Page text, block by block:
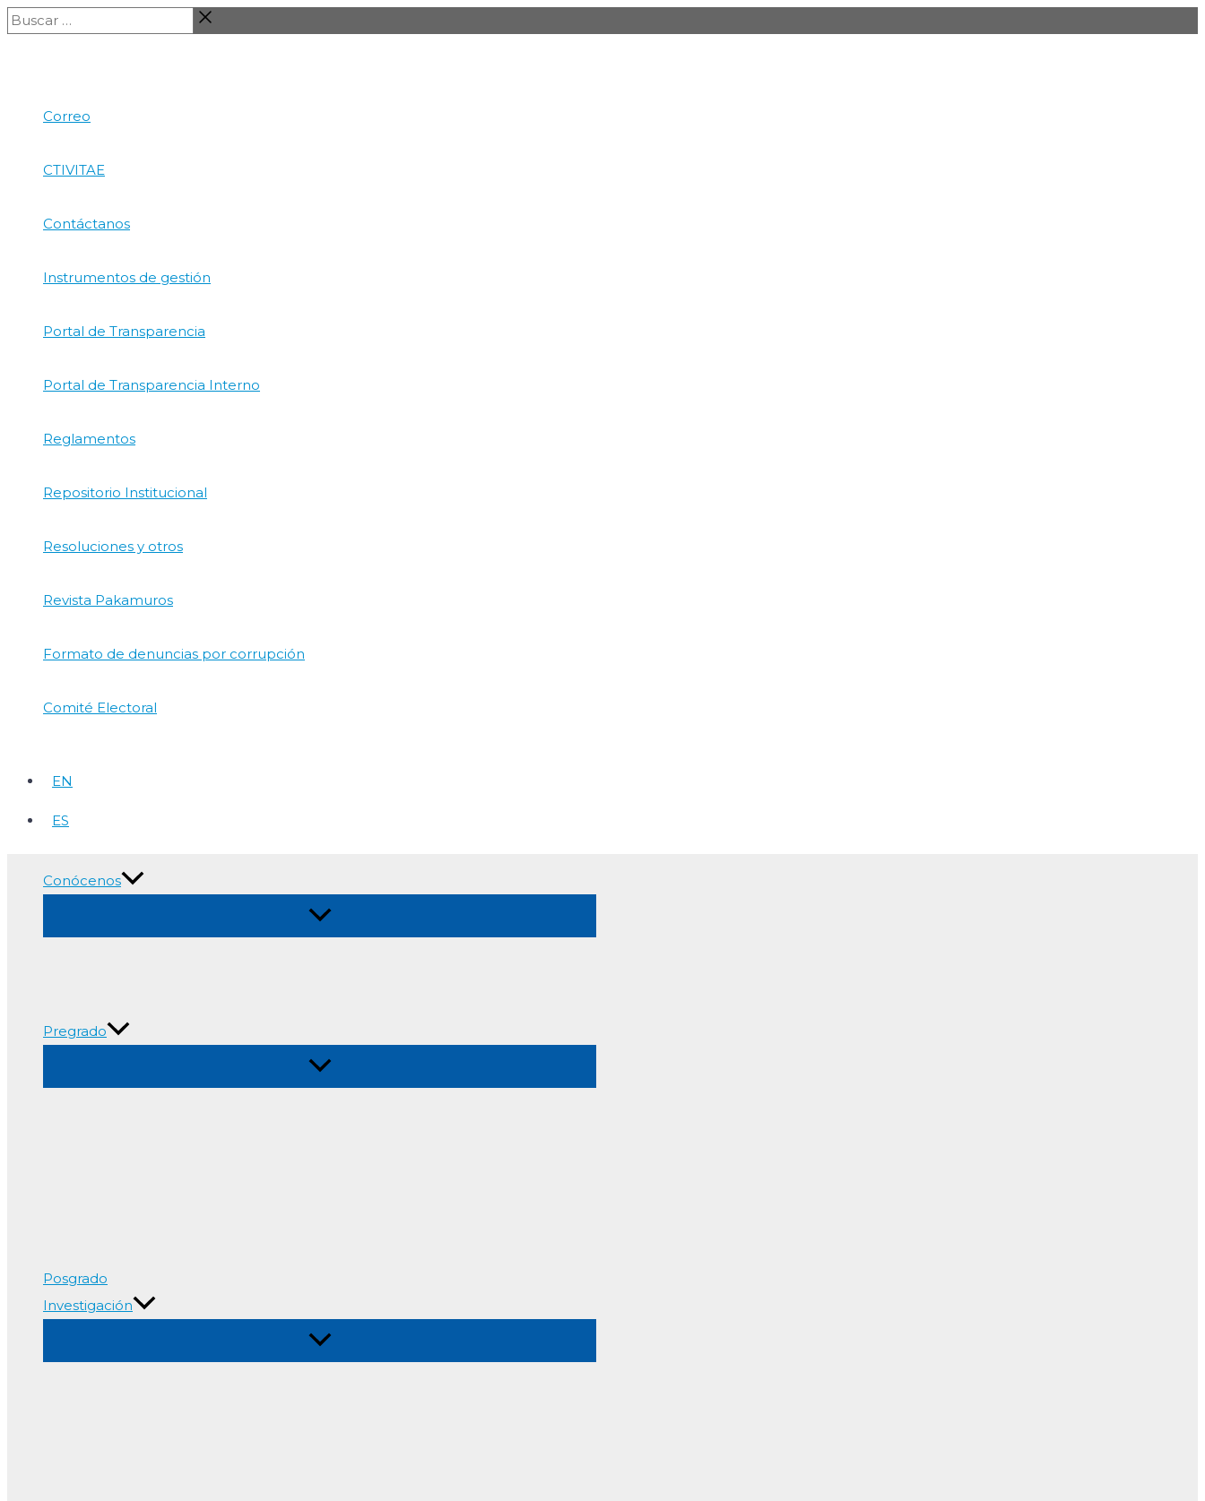
Ir
al
Buscar
…
Correo
CTIVITAE
Contáctanos
Instrumentos de gestión
Portal de Transparencia
Portal de Transparencia Interno
Reglamentos
Repositorio Institucional
Resoluciones y otros
Revista Pakamuros
Formato de denuncias por corrupción
Comité Electoral
EN
ES
Conócenos
Alternar
menú
Pregrado
Alternar
menú
Posgrado
Investigación
Alternar
menú